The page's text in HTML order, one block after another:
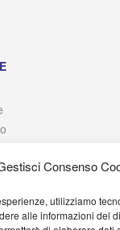
Consenso
utilizziamo
alle informazioni del
di Lombardo